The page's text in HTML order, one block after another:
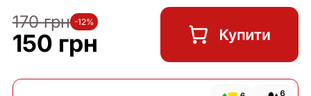
170 грн -12%
150 грн